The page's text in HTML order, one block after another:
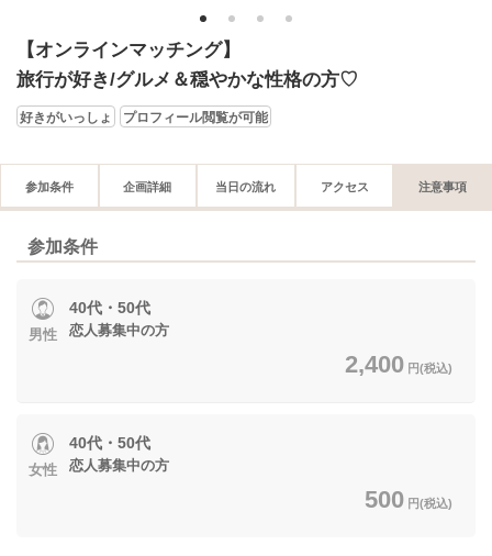
1 2 3 4
【オンラインマッチング】
旅行が好き/グルメ＆穏やかな性格の方♡
好きがいっしょ プロフィール閲覧が可能
参加条件 企画詳細 当日の流れ アクセス 注意事項
参加条件
男性
40代・50代
恋人募集中の方
2,400 円(税込)
女性
40代・50代
恋人募集中の方
500 円(税込)